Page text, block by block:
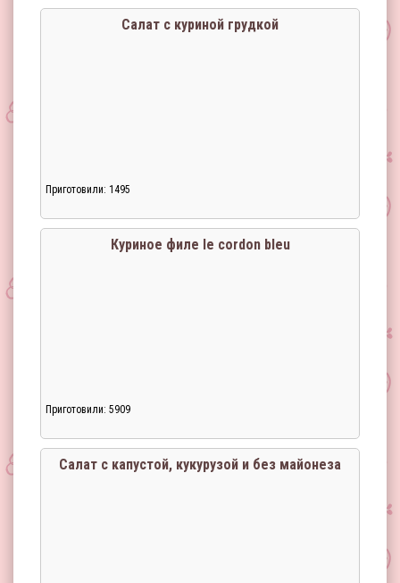
Салат с куриной грудкой
Приготовили: 1495
Куриное филе le cordon bleu
Приготовили: 5909
Салат с капустой, кукурузой и без майонеза